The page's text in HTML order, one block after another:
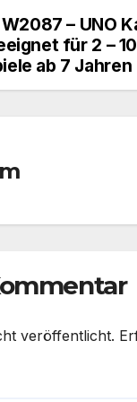
– UNO
für 2 –
ab 7 Jahren
veröffentlicht.